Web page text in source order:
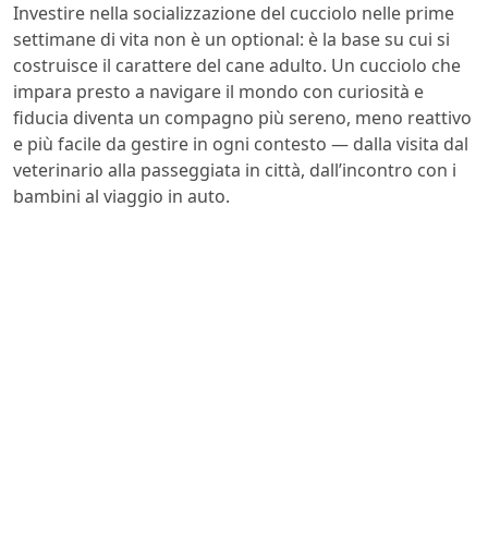
Investire nella socializzazione del cucciolo nelle prime
settimane di vita non è un optional: è la base su cui si
costruisce il carattere del cane adulto. Un cucciolo che
impara presto a navigare il mondo con curiosità e
fiducia diventa un compagno più sereno, meno reattivo
e più facile da gestire in ogni contesto — dalla visita dal
veterinario alla passeggiata in città, dall’incontro con i
bambini al viaggio in auto.